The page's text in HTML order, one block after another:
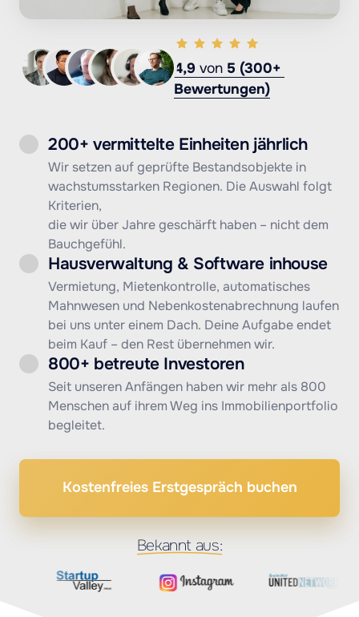
4,9 von 5
Bewertungen)
200+ vermittelte Einheiten jährlich
Wir setzen auf geprüfte Bestandsobjekte in
wachstumsstarken Regionen. Die Auswahl folgt
Kriterien,
die wir über Jahre geschärft haben – nicht dem
Bauchgefühl.
Hausverwaltung & Software inhouse
Vermietung, Mietenkontrolle, automatisches
Mahnwesen und Nebenkostenabrechnung laufen
bei uns unter einem Dach. Deine Aufgabe endet
beim Kauf – den Rest übernehmen wir.
800+ betreute Investoren
Seit unseren Anfängen haben wir mehr als 800
Menschen auf ihrem Weg ins Immobilienportfolio
begleitet.
Kostenfreies Erstgespräch buchen
Bekannt aus: